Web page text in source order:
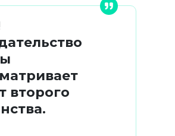
второго